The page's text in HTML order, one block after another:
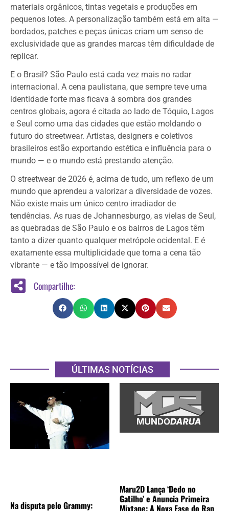
materiais orgânicos, tintas vegetais e produções em
pequenos lotes. A personalização também está em alta —
bordados, patches e peças únicas criam um senso de
exclusividade que as grandes marcas têm dificuldade de
replicar.
E o Brasil? São Paulo está cada vez mais no radar
internacional. A cena paulistana, que sempre teve uma
identidade forte mas ficava à sombra dos grandes
centros globais, agora é citada ao lado de Tóquio, Lagos
e Seul como uma das cidades que estão moldando o
futuro do streetwear. Artistas, designers e coletivos
brasileiros estão exportando estética e influência para o
mundo — e o mundo está prestando atenção.
O streetwear de 2026 é, acima de tudo, um reflexo de um
mundo que aprendeu a valorizar a diversidade de vozes.
Não existe mais um único centro irradiador de
tendências. As ruas de Johannesburgo, as vielas de Seul,
as quebradas de São Paulo e os bairros de Lagos têm
tanto a dizer quanto qualquer metrópole ocidental. E é
exatamente essa multiplicidade que torna a cena tão
vibrante — e tão impossível de ignorar.
Compartilhe:
ÚLTIMAS NOTÍCIAS
Na disputa pelo Grammy:
Maru2D Lança ‘Dedo no
Gatilho’ e Anuncia Primeira
Mixtape: A Nova Fase do Rap